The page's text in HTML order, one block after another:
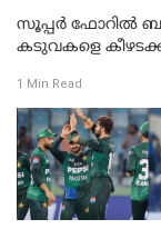
സൂപ്പർ ഫോറിൽ
കടുവകളെ
1 Min Read